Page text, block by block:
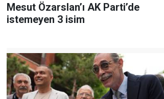
Mesut Özarslan’ı AK Parti’de
istemeyen 3 isim